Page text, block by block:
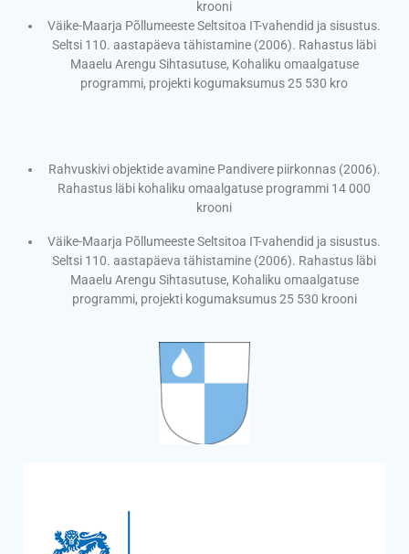
krooni
Väike-Maarja Põllumeeste Seltsitoa IT-vahendid ja sisustus.
Seltsi 110. aastapäeva tähistamine (2006). Rahastus läbi
Maaelu Arengu Sihtasutuse, Kohaliku omaalgatuse
programmi, projekti kogumaksumus 25 530 kro
Rahvuskivi objektide avamine Pandivere piirkonnas (2006).
Rahastus läbi kohaliku omaalgatuse programmi 14 000
krooni
Väike-Maarja Põllumeeste Seltsitoa IT-vahendid ja sisustus.
Seltsi 110. aastapäeva tähistamine (2006). Rahastus läbi
Maaelu Arengu Sihtasutuse, Kohaliku omaalgatuse
programmi, projekti kogumaksumus 25 530 krooni